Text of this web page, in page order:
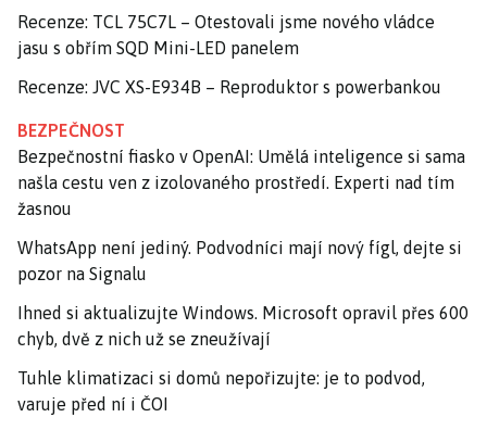
Recenze: TCL 75C7L – Otestovali jsme nového vládce
jasu s obřím SQD Mini-LED panelem
Recenze: JVC XS-E934B – Reproduktor s powerbankou
BEZPEČNOST
Bezpečnostní fiasko v OpenAI: Umělá inteligence si sama
našla cestu ven z izolovaného prostředí. Experti nad tím
žasnou
WhatsApp není jediný. Podvodníci mají nový fígl, dejte si
pozor na Signalu
Ihned si aktualizujte Windows. Microsoft opravil přes 600
chyb, dvě z nich už se zneužívají
Tuhle klimatizaci si domů nepořizujte: je to podvod,
varuje před ní i ČOI